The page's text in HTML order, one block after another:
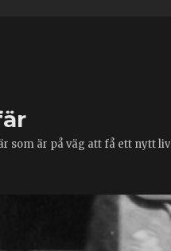
som är på väg att få ett nytt liv